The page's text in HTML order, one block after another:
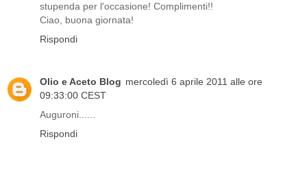
stupenda per l'occasione! Complimenti!!
Ciao, buona giornata!
Rispondi
Olio e Aceto Blog mercoledì 6 aprile 2011 alle ore
09:33:00 CEST
Auguroni......
Rispondi